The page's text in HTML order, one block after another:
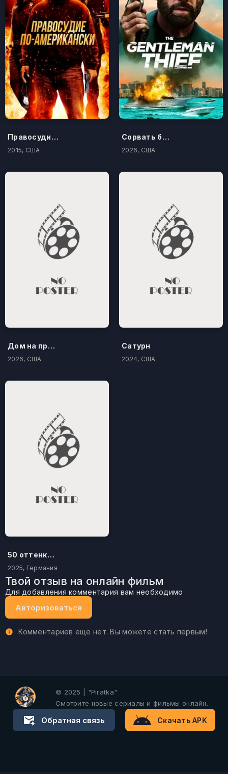
Правосудие по-американски
2015, США
Сорвать банк 3: Вор-джентльмен
2026, США
Дом на проклятом холме
2026, США
Сатурн
2024, США
50 оттенков бестселлера
2025, Германия
Твой отзыв на онлайн фильм
Для добавления комментария вам необходимо
Авторизоваться
Комментариев еще нет. Вы можете стать первым!
© 2025 | "Piratka"
Смотрите новые сериалы и фильмы онлайн.
Обратная связь Скачать APK